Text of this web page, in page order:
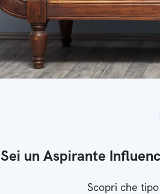
Sei un Aspirante
Scopri che